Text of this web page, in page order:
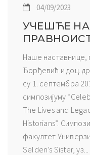
04/09/2023
УЧЕШЋЕ
Наше наставнице,
Ђорђевић и доц.
су 1. септембра
симпозијуму
The Lives and
Historians”.
факултет
Selden’s Sister, уз...